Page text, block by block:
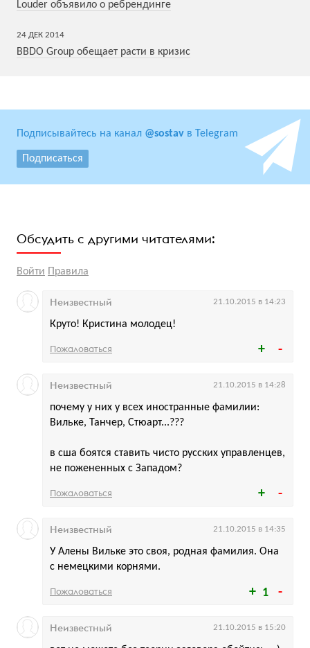
Louder объявило о ребрендинге
24 ДЕК 2014
BBDO Group обещает расти в кризис
Подписывайтесь на канал @sostav в Telegram
Подписаться
Обсудить с другими читателями:
Войти Правила
Круто! Кристина молодец!
Неизвестный 21.10.2015 в 14:23
Пожаловаться
почему у них у всех иностранные фамилии:
Вильке, Танчер, Стюарт...???
в сша боятся ставить чисто русских управленцев,
не пожененных с Западом?
Неизвестный 21.10.2015 в 14:28
Пожаловаться
1
У Алены Вильке это своя, родная фамилия. Она
с немецкими корнями.
Неизвестный 21.10.2015 в 14:35
Пожаловаться
Неизвестный 21.10.2015 в 15:20